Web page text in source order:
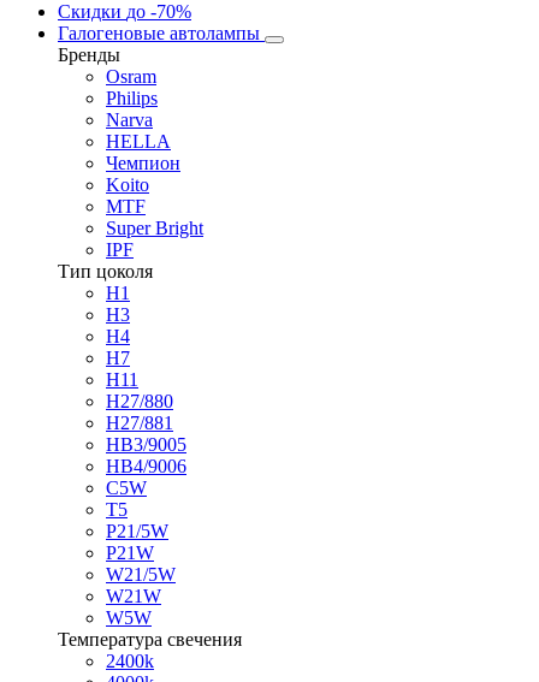
Скидки до -70%
Галогеновые автолампы
Бренды
Osram
Philips
Narva
HELLA
Чемпион
Koito
MTF
Super Bright
IPF
Тип цоколя
H1
H3
H4
H7
H11
H27/880
H27/881
HB3/9005
HB4/9006
C5W
T5
P21/5W
P21W
W21/5W
W21W
W5W
Температура свечения
2400k